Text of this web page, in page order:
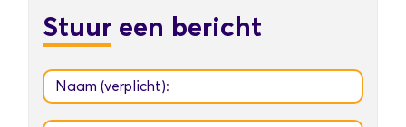
Stuur een bericht